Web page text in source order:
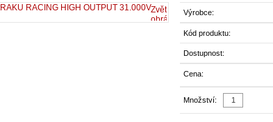
Výrobce:
Kód produktu:
Dostupnost:
Cena:
Množství:
Zvětšit
obrázek